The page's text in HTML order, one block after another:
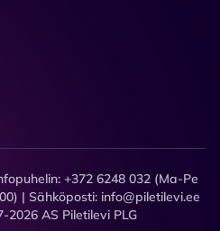
+372 6248 032 (Ma-Pe
| Sähköposti: info@piletilevi.ee
AS Piletilevi PLG